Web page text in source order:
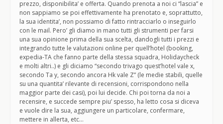
prezzo, disponibilita’ e offerta. Quando prenota a noi ci “lascia” e
non sappiamo se poi effettivamente ha prenotato e, soprattutto,
la sua identita’, non possiamo di fatto rintracciarlo o inseguirlo
con le mail. Pero’ gli diamo in mano tutti gli strumenti per farsi
una sua opinione prima della sua scelta, dandogli tutti i prezzi e
integrando tutte le valutazioni online per quell’hotel (booking,
expedia-TA che fanno parte della stessa squadra, Holidaycheck
e molti altri..) e gli diciamo “secondo trivago quest’hotel vale x,
secondo Ta y, secondo ancora Hk vale Z” (le medie stabili, quelle
su una quantita’ rilevante di recensioni, corrispondono nella
maggior parte dei casi), poi lui decide. Chi poi torna da noi a
recensire, e succede sempre piu’ spesso, ha letto cosa si diceva
e vuole dire la sua, aggiungere un particolare, confermare,
mettere in allerta, etc…